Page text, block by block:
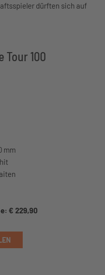
dürften sich auf
Tour 100
mm
€ 229,90